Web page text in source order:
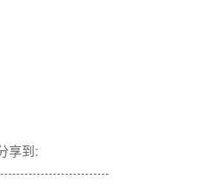
享到: